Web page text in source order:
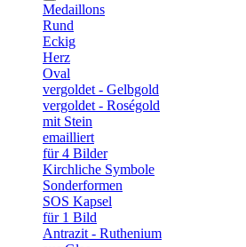
Medaillons
Rund
Eckig
Herz
Oval
vergoldet - Gelbgold
vergoldet - Roségold
mit Stein
emailliert
für 4 Bilder
Kirchliche Symbole
Sonderformen
SOS Kapsel
für 1 Bild
Antrazit - Ruthenium